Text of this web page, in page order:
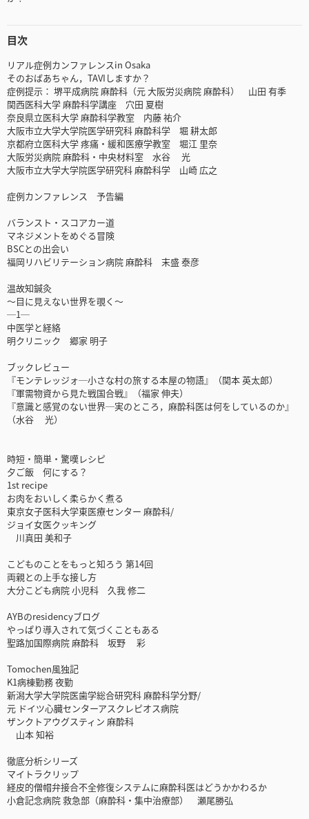
目次
リアル症例カンファレンスin Osaka
そのおばあちゃん，TAVIしますか？
症例提示： 堺平成病院 麻酔科（元 大阪労災病院 麻酔科） 山田 有季
関西医科大学 麻酔科学講座 穴田 夏樹
奈良県立医科大学 麻酔科学教室 内藤 祐介
大阪市立大学大学院医学研究科 麻酔科学 堀 耕太郎
京都府立医科大学 疼痛・緩和医療学教室 堀江 里奈
大阪労災病院 麻酔科・中央材料室 水谷 光
大阪市立大学大学院医学研究科 麻酔科学 山崎 広之
症例カンファレンス 予告編
バランスト・スコアカー道
マネジメントをめぐる冒険
BSCとの出会い
福岡リハビリテーション病院 麻酔科 末盛 泰彦
温故知鍼灸
〜目に見えない世界を覗く〜
─1─
中医学と経絡
明クリニック 郷家 明子
ブックレビュー
『モンテレッジォ─小さな村の旅する本屋の物語』（関本 英太郎）
『軍需物資から見た戦国合戦』（福家 伸夫）
『意識と感覚のない世界─実のところ，麻酔科医は何をしているのか』
（水谷 光）
時短・簡単・驚嘆レシピ
夕ご飯 何にする？
1st recipe
お肉をおいしく柔らかく煮る
東京女子医科大学東医療センター 麻酔科/
ジョイ女医クッキング
川真田 美和子
こどものことをもっと知ろう 第14回
両親との上手な接し方
大分こども病院 小児科 久我 修二
AYBのresidencyブログ
やっぱり導入されて気づくこともある
聖路加国際病院 麻酔科 坂野 彩
Tomochen風独記
K1病棟勤務 夜勤
新潟大学大学院医歯学総合研究科 麻酔科学分野/
元 ドイツ心臓センターアスクレピオス病院
ザンクトアウグスティン 麻酔科
山本 知裕
徹底分析シリーズ
マイトラクリップ
経皮的僧帽弁接合不全修復システムに麻酔科医はどうかかわるか
小倉記念病院 救急部（麻酔科・集中治療部） 瀬尾勝弘